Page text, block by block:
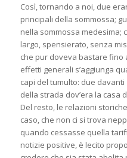
Così, tornando a noi, due
principali della sommossa;
nella sommossa medesima;
largo, spensierato, senza
che pur doveva bastare fino
effetti generali s’aggiunga
capi del tumulto: due
della strada dov’era la casa
Del resto, le relazioni
caso, che non ci si trova
quando cessasse quella
notizie positive, è lecito